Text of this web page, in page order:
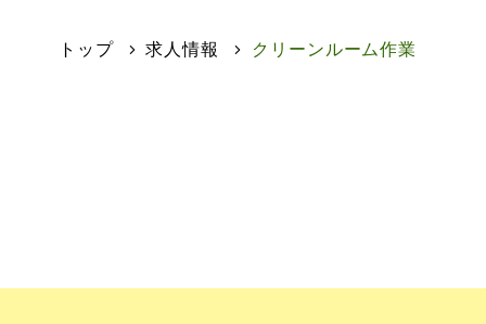
トップ 求人情報 クリーンルーム作業